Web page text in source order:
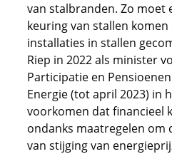
van stalbranden. Zo moet
keuring van stallen
installaties in stallen
Riep in 2022 als minister
Participatie en
Energie (tot april 2023) in
voorkomen dat financieel
ondanks maatregelen om
van stijging van